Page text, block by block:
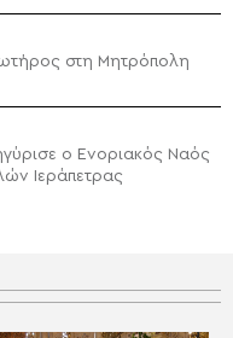
στη Μητρόπολη
ο Ενοριακός Ναός
Ιεράπετρας